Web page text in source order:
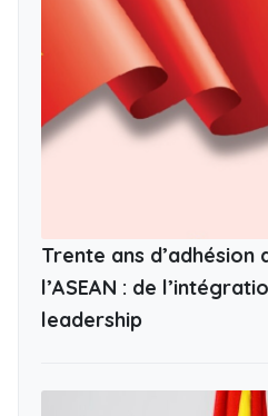
Trente ans d’adhésion
l’ASEAN : de
leadership